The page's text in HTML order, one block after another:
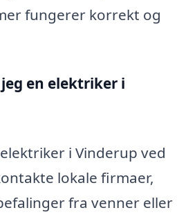
fungerer korrekt og
en elektriker i
i Vinderup ved
lokale firmaer,
fra venner eller